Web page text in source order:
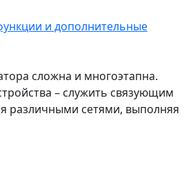
и дополнительные
сложна и многоэтапна.
– служить связующим
различными сетями, выполняя